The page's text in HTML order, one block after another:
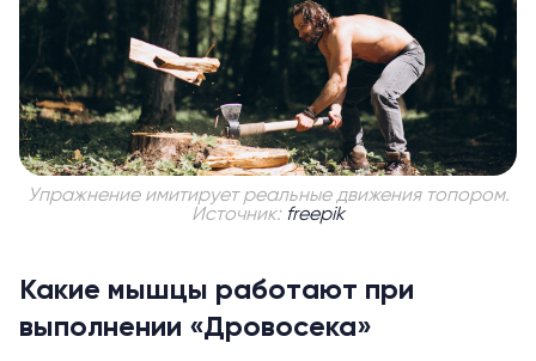
Упражнение имитирует реальные движения топором.
Источник: freepik
Какие мышцы работают при
выполнении «Дровосека»